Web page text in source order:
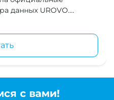
данных UROVO....
с вами!